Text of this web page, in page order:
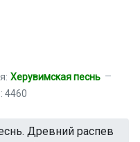
Херувимская песнь
4460
Древний распев